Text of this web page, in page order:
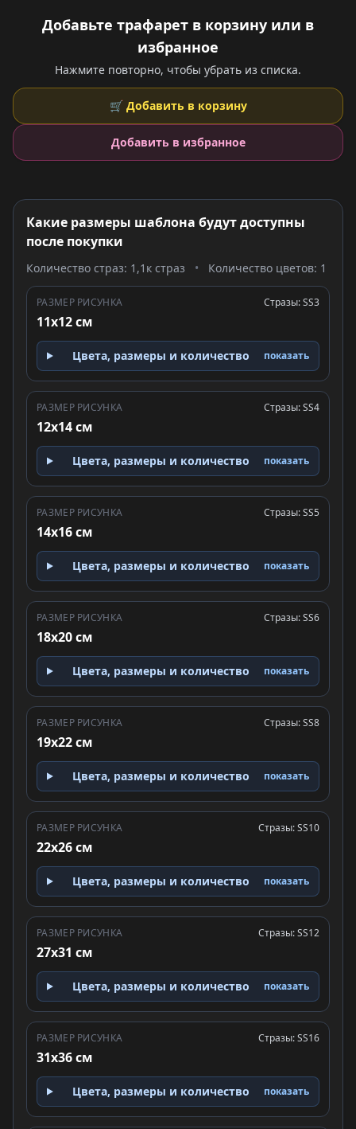
Добавьте трафарет в корзину или в
избранное
Нажмите повторно, чтобы убрать из списка.
🛒 Добавить в корзину
Добавить в избранное
Какие размеры шаблона будут доступны
после покупки
Количество страз: 1,1к страз • Количество цветов: 1
РАЗМЕР РИСУНКА
11x12 см
Стразы: SS3
Цвета, размеры и количество показать
РАЗМЕР РИСУНКА
12x14 см
Стразы: SS4
Цвета, размеры и количество показать
РАЗМЕР РИСУНКА
14x16 см
Стразы: SS5
Цвета, размеры и количество показать
РАЗМЕР РИСУНКА
18x20 см
Стразы: SS6
Цвета, размеры и количество показать
РАЗМЕР РИСУНКА
19x22 см
Стразы: SS8
Цвета, размеры и количество показать
РАЗМЕР РИСУНКА
22x26 см
Стразы: SS10
Цвета, размеры и количество показать
РАЗМЕР РИСУНКА
27x31 см
Стразы: SS12
Цвета, размеры и количество показать
РАЗМЕР РИСУНКА
31x36 см
Стразы: SS16
Цвета, размеры и количество показать